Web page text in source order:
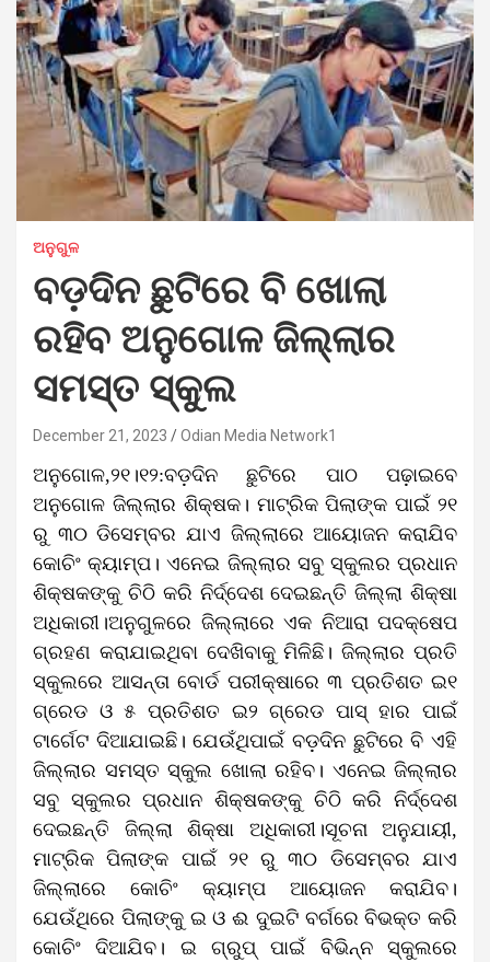
ଅନୁଗୁଳ
ବଡ଼ଦିନ ଛୁଟିରେ ବି ଖୋଲା
ରହିବ ଅନୁଗୋଳ ଜିଲ୍ଲାର
ସମସ୍ତ ସ୍କୁଲ
December 21, 2023 Odian Media Network1
ଅନୁଗୋଳ,୨୧।୧୨:ବଡ଼ଦିନ ଛୁଟିରେ ପାଠ ପଢ଼ାଇବେ
ଅନୁଗୋଳ ଜିଲ୍ଲାର ଶିକ୍ଷକ। ମାଟ୍ରିକ ପିଲାଙ୍କ ପାଇଁ ୨୧
ରୁ ୩୦ ଡିସେମ୍ବର ଯାଏ ଜିଲ୍ଲାରେ ଆୟୋଜନ କରାଯିବ
କୋଚିଂ କ୍ୟାମ୍ପ। ଏନେଇ ଜିଲ୍ଲାର ସବୁ ସ୍କୁଲର ପ୍ରଧାନ
ଶିକ୍ଷକଙ୍କୁ ଚିଠି କରି ନିର୍ଦ୍ଦେଶ ଦେଇଛନ୍ତି ଜିଲ୍ଲା ଶିକ୍ଷା
ଅଧିକାରୀ।ଅନୁଗୁଳରେ ଜିଲ୍ଲାରେ ଏକ ନିଆରା ପଦକ୍ଷେପ
ଗ୍ରହଣ କରାଯାଇଥିବା ଦେଖିବାକୁ ମିଳିଛି। ଜିଲ୍ଲାର ପ୍ରତି
ସ୍କୁଲରେ ଆସନ୍ତା ବୋର୍ଡ ପରୀକ୍ଷାରେ ୩ ପ୍ରତିଶତ ଇ୧
ଗ୍ରେଡ ଓ ୫ ପ୍ରତିଶତ ଇ୨ ଗ୍ରେଡ ପାସ୍ ହାର ପାଇଁ
ଟାର୍ଗେଟ ଦିଆଯାଇଛି। ଯେଉଁଥିପାଇଁ ବଡ଼ଦିନ ଛୁଟିରେ ବି ଏହି
ଜିଲ୍ଲାର ସମସ୍ତ ସ୍କୁଲ ଖୋଲା ରହିବ। ଏନେଇ ଜିଲ୍ଲାର
ସବୁ ସ୍କୁଲର ପ୍ରଧାନ ଶିକ୍ଷକଙ୍କୁ ଚିଠି କରି ନିର୍ଦ୍ଦେଶ
ଦେଇଛନ୍ତି ଜିଲ୍ଲା ଶିକ୍ଷା ଅଧିକାରୀ।ସୂଚନା ଅନୁଯାୟୀ,
ମାଟ୍ରିକ ପିଲାଙ୍କ ପାଇଁ ୨୧ ରୁ ୩୦ ଡିସେମ୍ବର ଯାଏ
ଜିଲ୍ଲାରେ କୋଚିଂ କ୍ୟାମ୍ପ ଆୟୋଜନ କରାଯିବ।
ଯେଉଁଥିରେ ପିଲାଙ୍କୁ ଇ ଓ ଈ ଦୁଇଟି ବର୍ଗରେ ବିଭକ୍ତ କରି
କୋଚିଂ ଦିଆଯିବ। ଇ ଗ୍ରୁପ୍ ପାଇଁ ବିଭିନ୍ନ ସ୍କୁଲରେ